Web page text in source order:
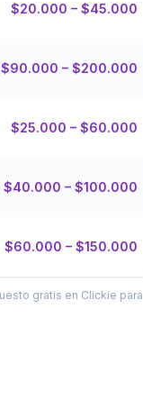
$20.000 – $45.000
$90.000 – $200.000
$25.000 – $60.000
$40.000 – $100.000
$60.000 – $150.000
gratis en Clickie para